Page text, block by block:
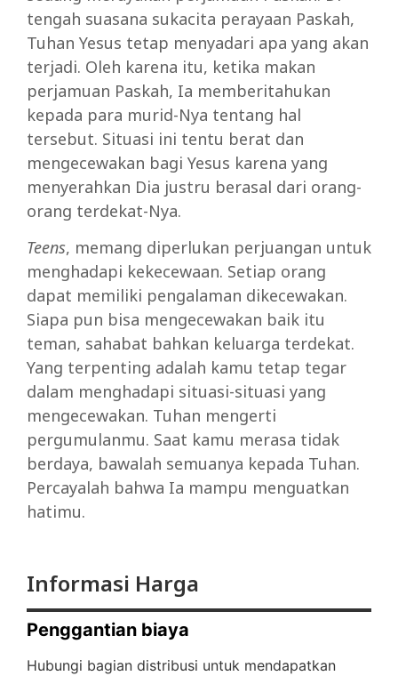
tengah suasana sukacita perayaan Paskah,
Tuhan Yesus tetap menyadari apa yang akan
terjadi. Oleh karena itu, ketika makan
perjamuan Paskah, Ia memberitahukan
kepada para murid-Nya tentang hal
tersebut. Situasi ini tentu berat dan
mengecewakan bagi Yesus karena yang
menyerahkan Dia justru berasal dari orang-
orang terdekat-Nya.
Teens, memang diperlukan perjuangan untuk
menghadapi kekecewaan. Setiap orang
dapat memiliki pengalaman dikecewakan.
Siapa pun bisa mengecewakan baik itu
teman, sahabat bahkan keluarga terdekat.
Yang terpenting adalah kamu tetap tegar
dalam menghadapi situasi-situasi yang
mengecewakan. Tuhan mengerti
pergumulanmu. Saat kamu merasa tidak
berdaya, bawalah semuanya kepada Tuhan.
Percayalah bahwa Ia mampu menguatkan
hatimu.
Informasi Harga
Penggantian biaya
Hubungi bagian distribusi untuk mendapatkan